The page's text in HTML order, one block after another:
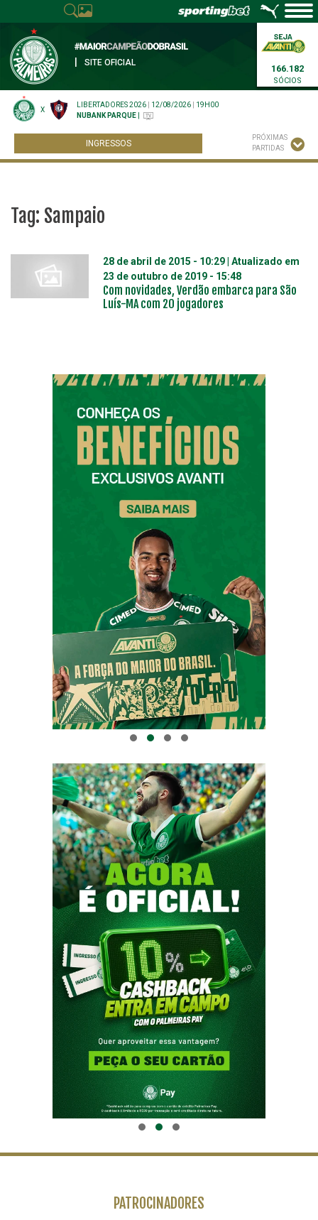
SITE OFICIAL
166.182
SÓCIOS
X
LIBERTADORES 2026 12/08/2026
19H00
NUBANK PARQUE
INGRESSOS
PRÓXIMAS
PARTIDAS
Tag: Sampaio
28 de abril de 2015 - 10:29 | Atualizado em
23 de outubro de 2019 - 15:48
Com novidades, Verdão embarca para São
Luís-MA com 20 jogadores
PATROCINADORES